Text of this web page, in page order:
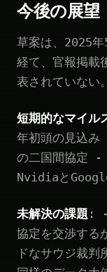
今後の展望
草案は、2025
経て、官報掲載
表されていない。
短期的なマイル
年初頭の見込
の二国間協定 -
Nvidiaと
未解決の課題 : -
協定を交渉する
ドなサウジ裁